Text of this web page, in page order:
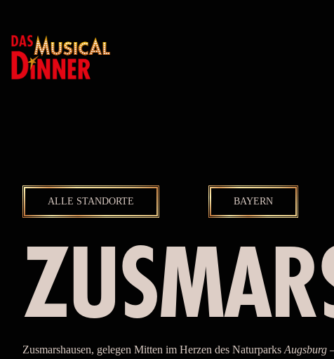
ALLE STANDORTE BAYERN
Zusmarshausen, gelegen Mitten im Herzen des Naturparks Augsburg